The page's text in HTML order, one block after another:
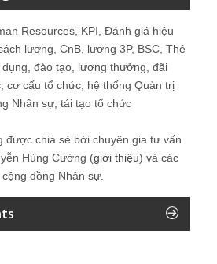
Resources, KPI, Đánh giá hiệu
lương, CnB, lương 3P, BSC, Thẻ
đào tạo, lương thưởng, đãi
cơ cấu tổ chức, hệ thống Quản trị
Nhân sự, tái tạo tổ chức
được chia sẻ bởi chuyên gia tư vấn
Hùng Cường (giới thiệu) và các
đồng Nhân sự.